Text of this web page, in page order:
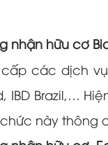
nhận hữu cơ
các dịch vụ
IBD Brazil,…
này thông